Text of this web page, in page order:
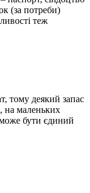
(за потреби)
теж
тому деякий запас
на маленьких
бути єдиний